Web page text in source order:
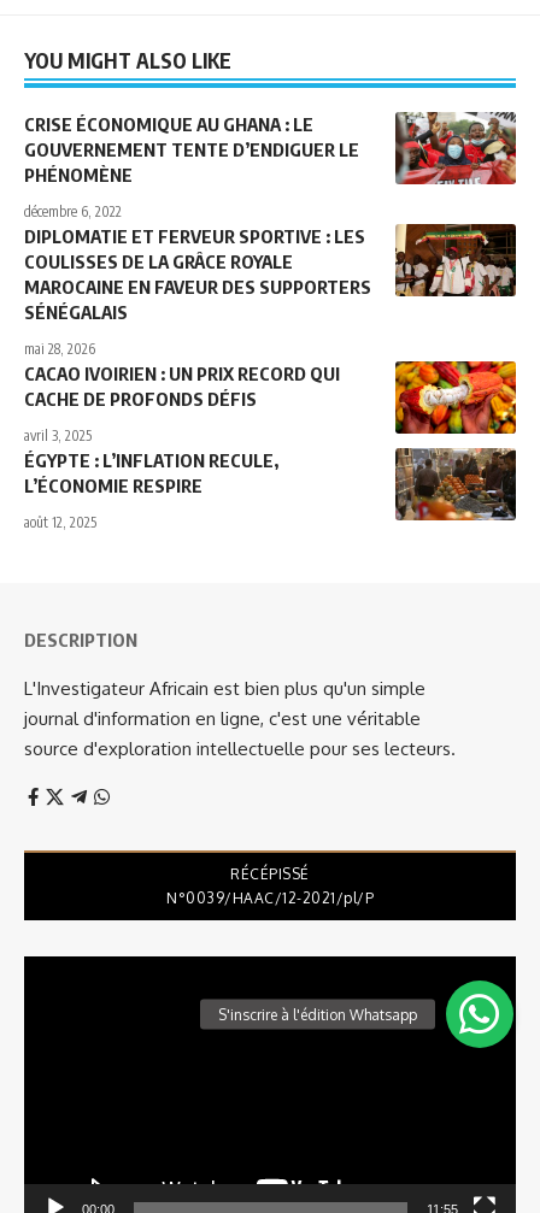
YOU MIGHT ALSO LIKE
CRISE ÉCONOMIQUE AU GHANA : LE
GOUVERNEMENT TENTE D’ENDIGUER LE
PHÉNOMÈNE
décembre 6, 2022
DIPLOMATIE ET FERVEUR SPORTIVE : LES
COULISSES DE LA GRÂCE ROYALE
MAROCAINE EN FAVEUR DES SUPPORTERS
SÉNÉGALAIS
mai 28, 2026
CACAO IVOIRIEN : UN PRIX RECORD QUI
CACHE DE PROFONDS DÉFIS
avril 3, 2025
ÉGYPTE : L’INFLATION RECULE,
L’ÉCONOMIE RESPIRE
août 12, 2025
DESCRIPTION
L'Investigateur Africain est bien plus qu'un simple
journal d'information en ligne, c'est une véritable
source d'exploration intellectuelle pour ses lecteurs.
RÉCÉPISSÉ
N°0039/HAAC/12-2021/pl/P
00:00 11:55